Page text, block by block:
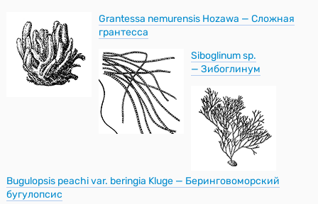
Grantessa nemurensis Hozawa — Сложная
грантесса
Siboglinum sp.
— Зибоглинум
Bugulopsis peachi var. beringia Kluge — Беринговоморский
бугулопсис